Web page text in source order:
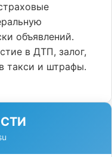
объявлений.
в ДТП, залог,
такси и штрафы.